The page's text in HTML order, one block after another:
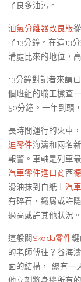
了良多油污。
油氣分離器改良版
了13分鐘。在這13
溝處比來的地位，
13分鐘對記者來講
個班組的職工檢查
50分鐘。一年到頭
長時間運行的火車
迪零件海濤和兩名
報警。車軸是列車
汽車零件進口商西
滑油抹到白紙上汽
有碎石、鐵屑或許
過高或許其他狀況。
這般關Skoda零件
的老師傅往？谷海
面的結構，“總有一